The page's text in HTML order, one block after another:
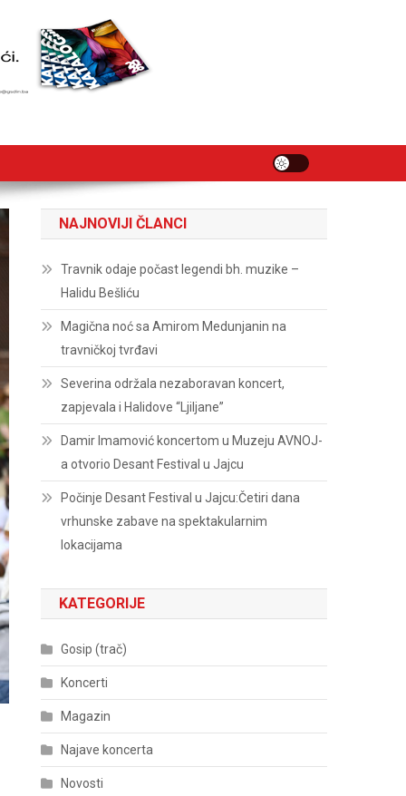
NAJNOVIJI ČLANCI
Travnik odaje počast legendi bh. muzike –
Halidu Bešliću
Magična noć sa Amirom Medunjanin na
travničkoj tvrđavi
Severina održala nezaboravan koncert,
zapjevala i Halidove “Ljiljane”
Damir Imamović koncertom u Muzeju AVNOJ-
a otvorio Desant Festival u Jajcu
Počinje Desant Festival u Jajcu:Četiri dana
vrhunske zabave na spektakularnim
lokacijama
KATEGORIJE
Gosip (trač)
Koncerti
Magazin
Najave koncerta
Novosti